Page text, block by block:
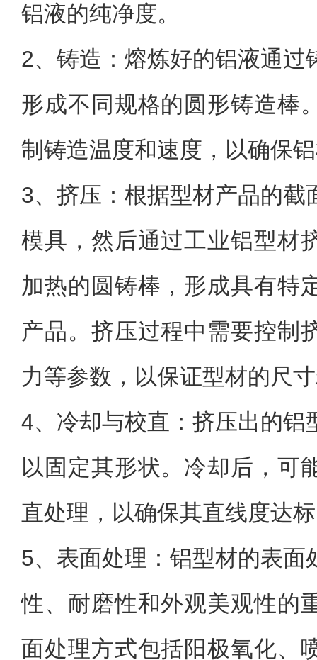
铝液的纯净度。
2、 铸造：熔炼好的铝液通过
形成不同规格的圆形铸造棒
制铸造温度和速度，以确保
3、 挤压：根据型材产品的截
模具，然后通过工业铝型材
加热的圆铸棒，形成具有特
产品。挤压过程中需要控制
力等参数，以保证型材的尺
4、 冷却与校直：挤压出的铝
以固定其形状。冷却后，可
直处理，以确保其直线度达
5、 表面处理：铝型材的表面
性、耐磨性和外观美观性的
面处理方式包括阳极氧化、